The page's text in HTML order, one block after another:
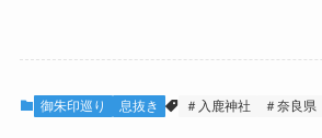
御朱印巡り 息抜き ＃入鹿神社 ＃奈良